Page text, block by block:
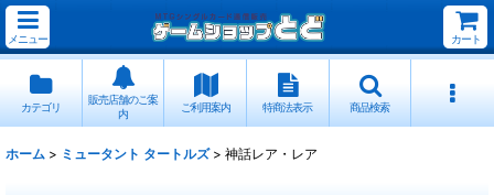
メニュー カート
カテゴリ
販売店舗のご案
内
ご利用案内 特商法表示 商品検索
ホーム > ミュータント タートルズ > 神話レア・レア